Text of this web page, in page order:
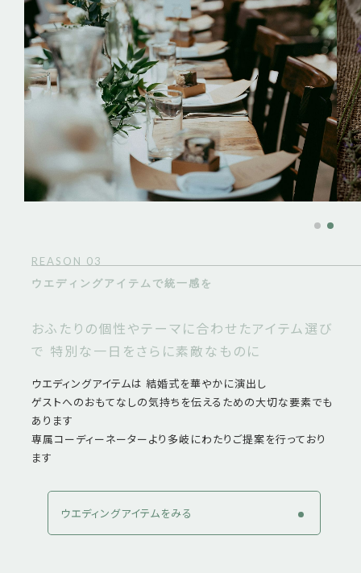
REASON 03
ウエディングアイテムで統一感を
おふたりの個性やテーマに合わせたアイテム選び
で 特別な一日をさらに素敵なものに
ウエディングアイテムは 結婚式を華やかに演出し
ゲストへのおもてなしの気持ちを伝えるための大切な要素でも
あります
専属コーディーネーターより多岐にわたりご提案を行っており
ます
ウエディングアイテムをみる